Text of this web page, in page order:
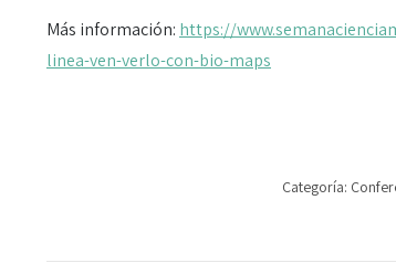
Más información: https://
linea-ven-verlo-con-bio-maps
Categoría: